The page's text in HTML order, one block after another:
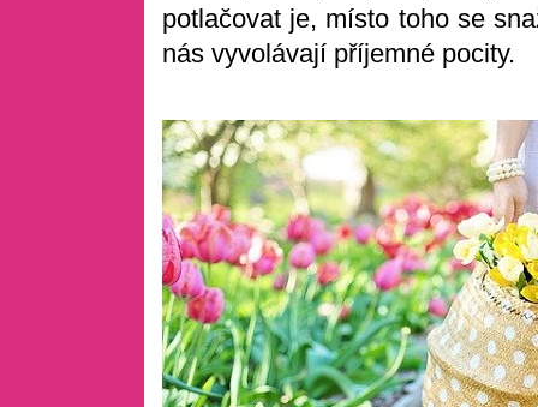
potlačovat je, místo toho se
nás vyvolávají příjemné pocity.